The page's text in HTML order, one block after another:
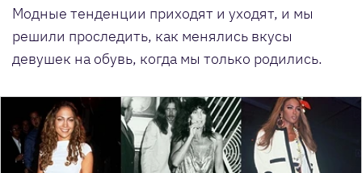
Модные тенденции приходят и уходят, и мы
решили проследить, как менялись вкусы
девушек на обувь, когда мы только родились.